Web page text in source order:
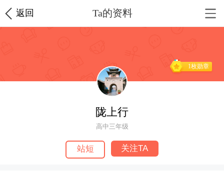
返回 Ta的资料
1枚勋章
陇上行
高中三年级
站短 关注TA